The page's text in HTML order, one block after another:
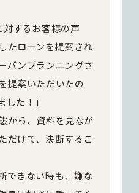
対するお客様の声
たローンを提案され
バンプランニングさ
提案いただいたの
た！」
から、資料を見なが
だけて、決断するこ
できない時も、嫌な